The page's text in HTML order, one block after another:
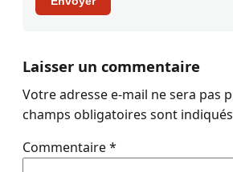
Laisser un commentaire
Votre adresse e-mail ne sera pas
champs obligatoires sont
Commentaire*